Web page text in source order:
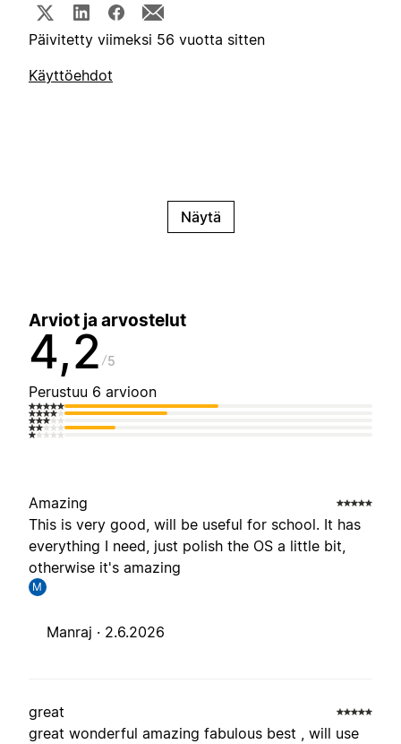
Päivitetty viimeksi 56 vuotta sitten
Käyttöehdot
Näytä
Arviot ja arvostelut
4,2 5
Perustuu 6 arvioon
Amazing
This is very good, will be useful for school. It has
everything I need, just polish the OS a little bit,
otherwise it's amazing
M
Manraj · 2.6.2026
great
great wonderful amazing fabulous best , will use